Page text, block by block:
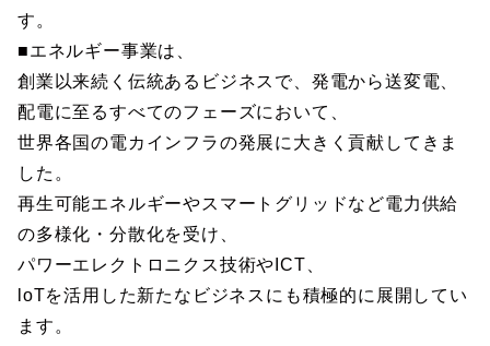
す。
■エネルギー事業は、
創業以来続く伝統あるビジネスで、発電から送変電、
配電に至るすべてのフェーズにおいて、
世界各国の電カインフラの発展に大きく貢献してきま
した。
再生可能エネルギーやスマートグリッドなど電力供給
の多様化・分散化を受け、
パワーエレクトロニクス技術やICT、
loTを活用した新たなビジネスにも積極的に展開してい
ます。